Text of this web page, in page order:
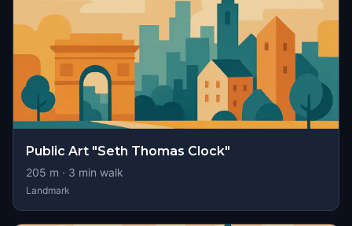
Public Art "Seth Thomas Clock"
205 m · 3 min walk
Landmark